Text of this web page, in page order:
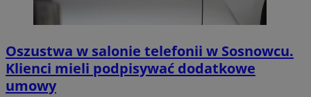
Oszustwa w salonie telefonii w Sosnowcu.
Klienci mieli podpisywać dodatkowe
umowy
Niesklasyfikowane